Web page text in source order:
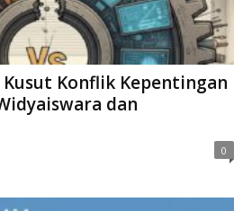
Konflik Kepentingan
dan
0